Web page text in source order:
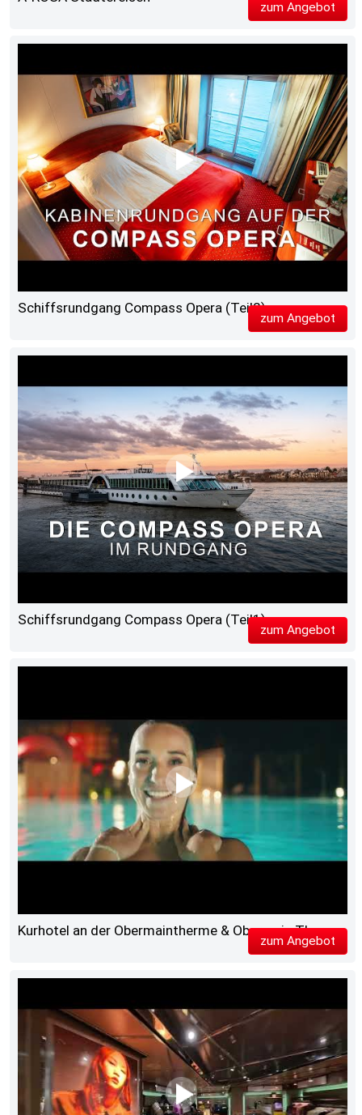
zum Angebot
Schiffsrundgang Compass Opera (Teil2)
zum Angebot
Schiffsrundgang Compass Opera (Teil1)
zum Angebot
Kurhotel an der Obermaintherme & Obermain Therme
zum Angebot